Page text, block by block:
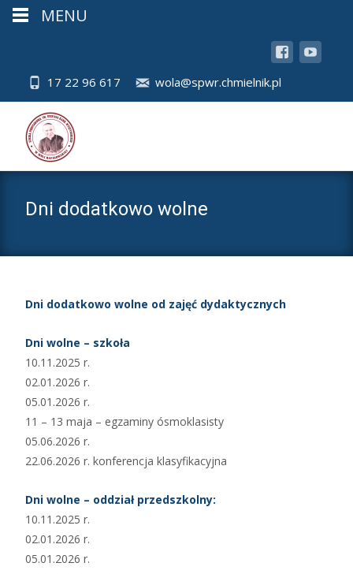
17 22 96 617 wola@spwr.chmielnik.pl
Dni dodatkowo wolne
Dni dodatkowo wolne od zajęć dydaktycznych
Dni wolne – szkoła
10.11.2025 r.
02.01.2026 r.
05.01.2026 r.
11 – 13 maja – egzaminy ósmoklasisty
05.06.2026 r.
22.06.2026 r. konferencja klasyfikacyjna
Dni wolne – oddział przedszkolny:
10.11.2025 r.
02.01.2026 r.
05.01.2026 r.
MENU